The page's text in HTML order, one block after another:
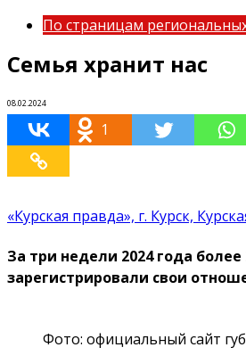
По страницам
Семья хранит нас
08.02.2024
1
«Курская правда», г. Курск,
За три недели 2024 года более
зарегистрировали свои
Фото: официальный сайт